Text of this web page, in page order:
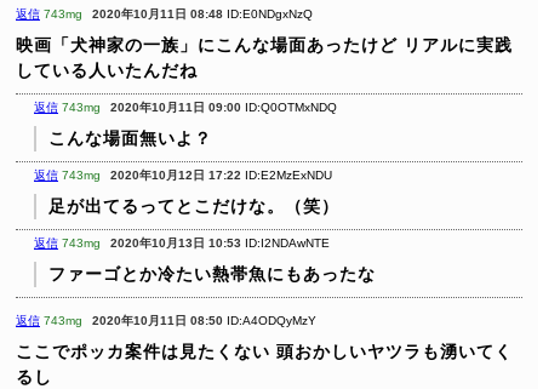
返信 743mg 2020年10月11日 08:48 ID:E0NDgxNzQ
映画「犬神家の一族」にこんな場面あったけど リアルに実践
している人いたんだね
返信 743mg 2020年10月11日 09:00 ID:Q0OTMxNDQ
こんな場面無いよ？
返信 743mg 2020年10月12日 17:22 ID:E2MzExNDU
足が出てるってとこだけな。（笑）
返信 743mg 2020年10月13日 10:53 ID:I2NDAwNTE
ファーゴとか冷たい熱帯魚にもあったな
返信 743mg 2020年10月11日 08:50 ID:A4ODQyMzY
ここでポッカ案件は見たくない 頭おかしいヤツラも湧いてく
るし